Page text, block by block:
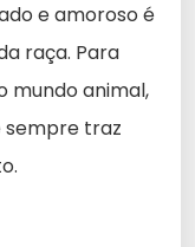
e amoroso é
raça. Para
mundo animal,
sempre traz